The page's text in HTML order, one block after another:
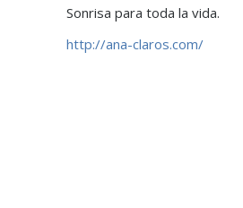
Sonrisa para toda la vida.
http://ana-claros.com/